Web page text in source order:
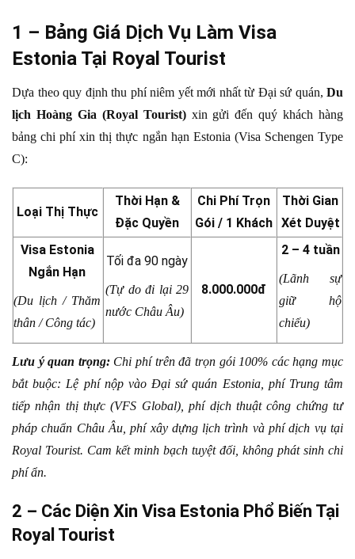
1 – Bảng Giá Dịch Vụ Làm Visa
Estonia Tại Royal Tourist
Dựa theo quy định thu phí niêm yết mới nhất từ Đại sứ quán, Du
lịch Hoàng Gia (Royal Tourist)xin gửi đến quý khách hàng
bảng chi phí xin thị thực ngắn hạn Estonia (Visa Schengen Type
C):
Loại Thị Thực
Thời Hạn &
Đặc Quyền
Chi Phí Trọn
Gói / 1 Khách
Thời Gian
Xét Duyệt
Visa Estonia
Ngắn Hạn
(Du lịch / Thăm
thân / Công tác)
Tối đa 90 ngày
(Tự do đi lại 29
nước Châu Âu)
8.000.000đ
2 – 4 tuần
(Lãnh sự
giữ hộ
chiếu)
Lưu ý quan trọng:Chi phí trên đã trọn gói 100% các hạng mục
bắt buộc: Lệ phí nộp vào Đại sứ quán Estonia, phí Trung tâm
tiếp nhận thị thực (VFS Global), phí dịch thuật công chứng tư
pháp chuẩn Châu Âu, phí xây dựng lịch trình và phí dịch vụ tại
Royal Tourist. Cam kết minh bạch tuyệt đối, không phát sinh chi
phí ẩn.
2 – Các Diện Xin Visa Estonia Phổ Biến Tại
Royal Tourist